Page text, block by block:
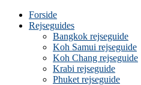
Forside
Rejseguides
Bangkok rejseguide
Koh Samui rejseguide
Koh Chang rejseguide
Krabi rejseguide
Phuket rejseguide